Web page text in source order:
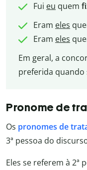
Fui eu quem
Eram eles
Eram eles
Em geral, a
preferida quando
Pronome de
Os pronomes de
3ª pessoa do
Eles se referem à 2ª